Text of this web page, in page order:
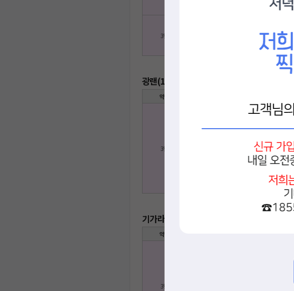
3년 14,000
광랜(160M) + Pro 라이트
약정
3년 16,000
기가라이트(500M) + Pro 라이트
약정
3년